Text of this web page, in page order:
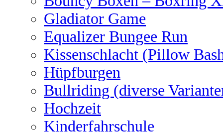
Gladiator Game
Equalizer Bungee Run
Kissenschlacht (Pillow
Hüpfburgen
Bullriding (diverse
Hochzeit
Kinderfahrschule